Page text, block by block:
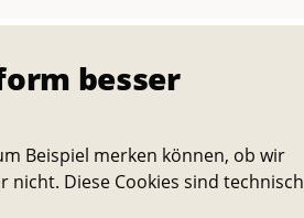
besser
Beispiel merken können, ob wir
Diese Cookies sind technisch